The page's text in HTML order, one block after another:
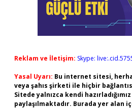
Reklam ve İletişim: Skype:
Yasal Uyarı: Bu internet sitesi,
veya şahıs şirketi ile hiçbir
Sitede yalnızca kendi
paylaşılmaktadır. Burada yer alan